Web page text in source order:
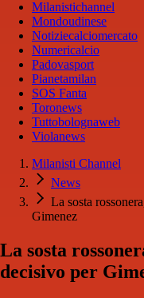
Milanistichannel
Mondoudinese
Notiziecalciomercato
Numericalcio
Padovasport
Pianetamilan
SOS Fanta
Toronews
Tuttobolognaweb
Violanews
Milanisti Channel
News
La sosta
Gimenez
La sosta
decisivo per